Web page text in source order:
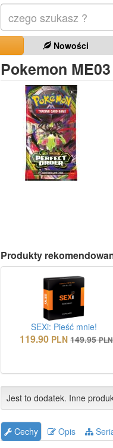
Nowości
Pokemon
Produkty
SEXi: Pieść mnie!
119.90 PLN 149.95 PLN
Jest to dodatek. Inne
Cechy Opis